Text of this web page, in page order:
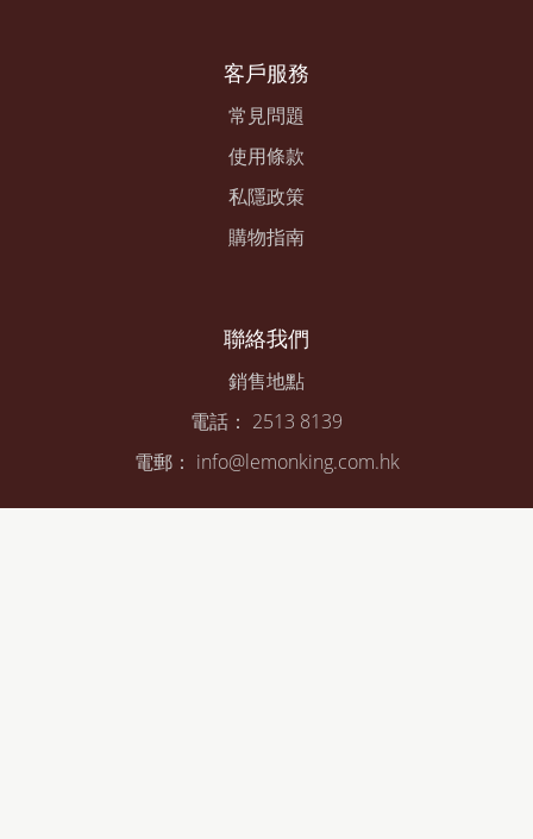
客戶服務
常見問題
使用條款
私隱政策
購物指南
聯絡我們
銷售地點
電話： 2513 8139
電郵： info@lemonking.com.hk